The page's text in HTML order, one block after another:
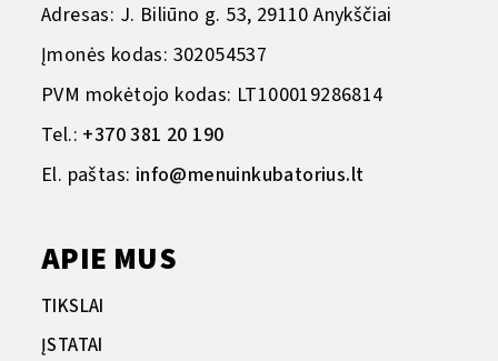
Adresas: J. Biliūno g. 53, 29110 Anykščiai
Įmonės kodas: 302054537
PVM mokėtojo kodas: LT100019286814
Tel.: +370 381 20 190
El. paštas: info@menuinkubatorius.lt
APIE MUS
TIKSLAI
ĮSTATAI